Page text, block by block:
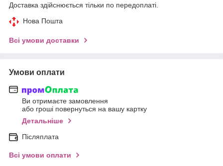
Доставка здійснюється тільки по передоплаті.
Нова Пошта
Всі умови доставки
Умови оплати
Ви отримаєте замовлення
або гроші повернуться на вашу картку
Детальніше
Післяплата
Всі умови оплати